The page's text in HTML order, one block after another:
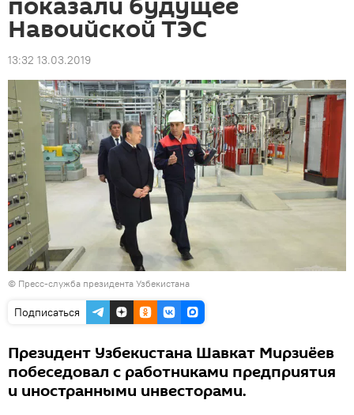
Навоийской ТЭС
13:32 13.03.2019
© Пресс-служба президента Узбекистана
Подписаться
Президент Узбекистана Шавкат Мирзиёев
побеседовал с работниками предприятия
и иностранными инвесторами.